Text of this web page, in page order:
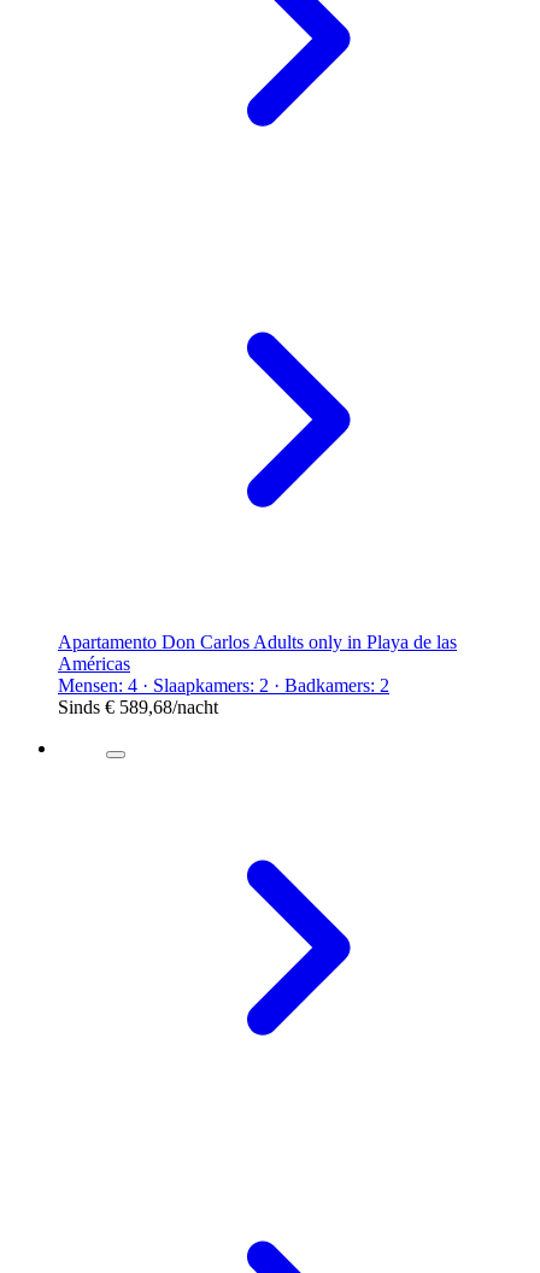
Apartamento Don Carlos Adults only in Playa de las
Américas
Mensen: 4 · Slaapkamers: 2 · Badkamers: 2
Sinds € 589,68/nacht